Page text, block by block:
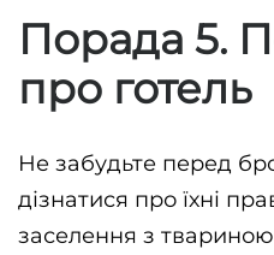
Порада 5.
про готель
Не забудьте перед
дізнатися про їхні
заселення з